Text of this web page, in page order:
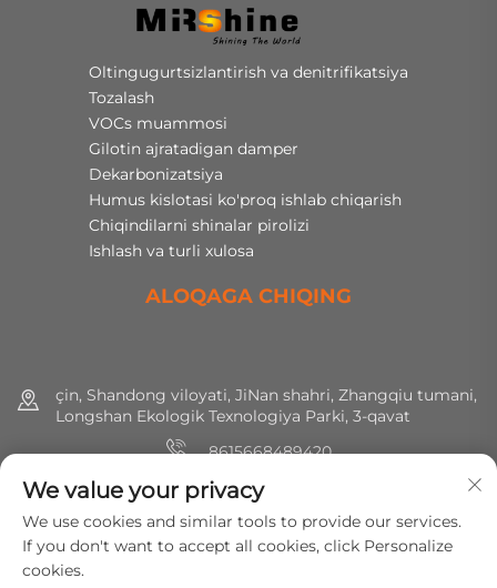
Oltingugurtsizlantirish va denitrifikatsiya
Tozalash
VOCs muammosi
Gilotin ajratadigan damper
Dekarbonizatsiya
Humus kislotasi ko'proq ishlab chiqarish
Chiqindilarni shinalar pirolizi
Ishlash va turli xulosa
ALOQAGA CHIQING
çin, Shandong viloyati, JiNan shahri, Zhangqiu tumani,
Longshan Ekologik Texnologiya Parki, 3-qavat
8615668489420
+86 (0) 531 8891 0288
[email protected]
We value your privacy
We use cookies and similar tools to provide our services.
If you don't want to accept all cookies, click Personalize
cookies.